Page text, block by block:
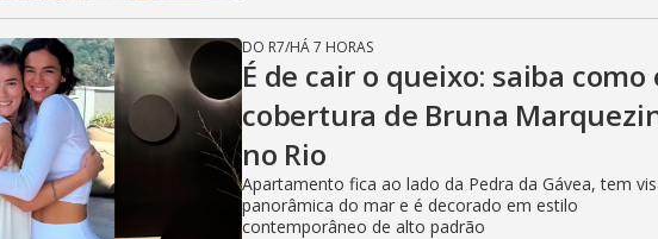
DO R7/HÁ 7 HORAS
É de cair o queixo: saiba como
cobertura de Bruna
no Rio
Apartamento fica ao lado da Pedra da Gávea, tem
panorâmica do mar e é decorado em estilo
contemporâneo de alto padrão